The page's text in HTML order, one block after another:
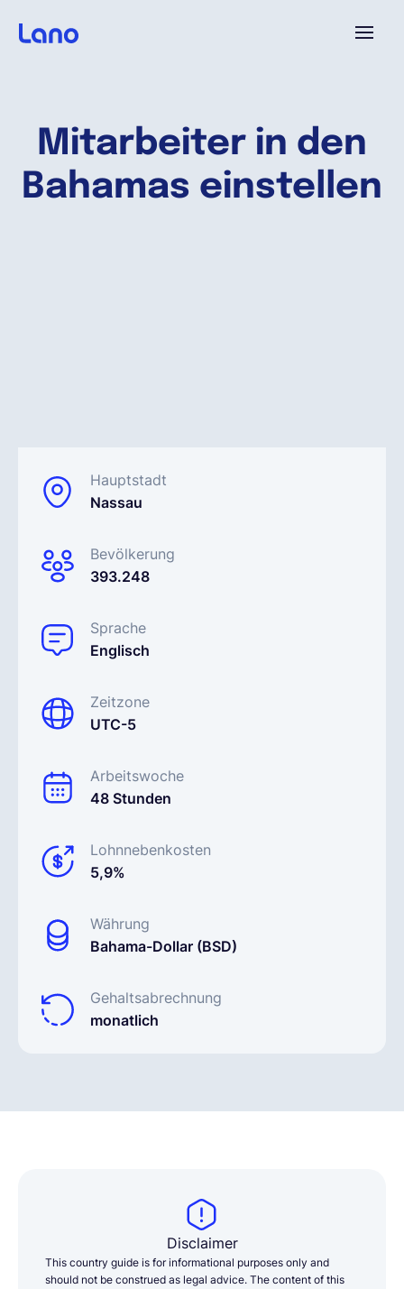
Mitarbeiter in den
Bahamas einstellen
Hauptstadt
Nassau
Bevölkerung
393.248
Sprache
Englisch
Zeitzone
UTC-5
Arbeitswoche
48 Stunden
Lohnnebenkosten
5,9%
Währung
Bahama-Dollar (BSD)
Gehaltsabrechnung
monatlich
Warum Lano?
EOR & Payroll
Contractor Management
Disclaimer
This country guide is for informational purposes only and
should not be construed as legal advice. The content of this